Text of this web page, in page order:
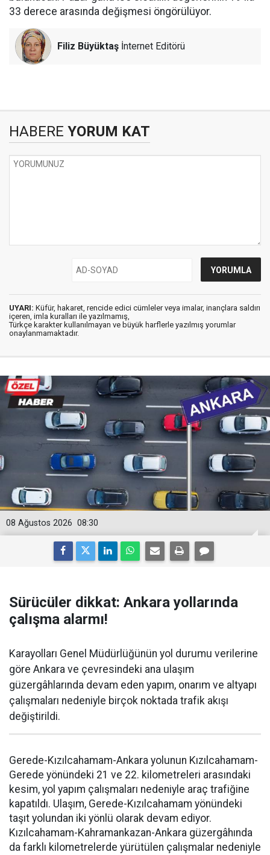
33 derece arasında değişmesi öngörülüyor.
Filiz Büyüktaş İnternet Editörü
HABERE YORUM KAT
UYARI: Küfür, hakaret, rencide edici cümleler veya imalar, inançlara saldırı
içeren, imla kuralları ile yazılmamış,
Türkçe karakter kullanılmayan ve büyük harflerle yazılmış yorumlar
onaylanmamaktadır.
08:30
08 Ağustos 2026
Sürücüler dikkat: Ankara yollarında
çalışma alarmı!
Karayolları Genel Müdürlüğünün yol durumu verilerine
göre Ankara ve çevresindeki ana ulaşım
güzergâhlarında devam eden yapım, onarım ve altyapı
çalışmaları nedeniyle birçok noktada trafik akışı
değiştirildi.
Gerede-Kızılcahamam-Ankara yolunun Kızılcahamam-
Gerede yönündeki 21 ve 22. kilometreleri arasındaki
kesim, yol yapım çalışmaları nedeniyle araç trafiğine
kapatıldı. Ulaşım, Gerede-Kızılcahamam yönündeki
taşıt yolundan iki yönlü olarak devam ediyor.
Kızılcahamam-Kahramankazan-Ankara güzergâhında
da farklı kilometrelerde yürütülen çalışmalar nedeniyle